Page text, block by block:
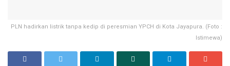
PLN hadirkan listrik tanpa kedip di peresmian YPCH di Kota Jayapura. (Foto :
Istimewa)